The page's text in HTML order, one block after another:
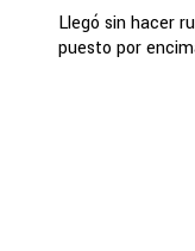
Llegó sin hacer
puesto por